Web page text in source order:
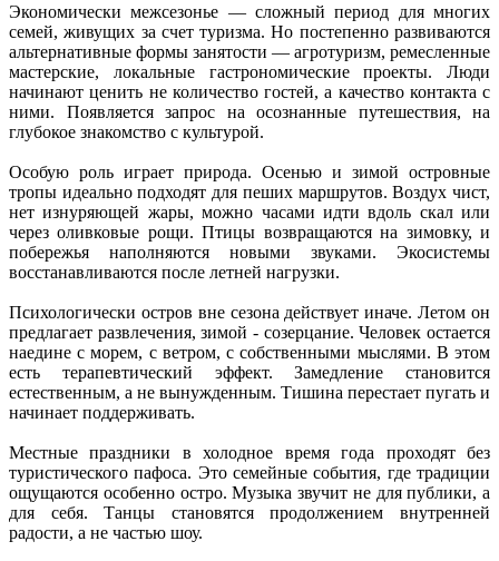
Экономически межсезонье — сложный период для многих
семей, живущих за счет туризма. Но постепенно развиваются
альтернативные формы занятости — агротуризм, ремесленные
мастерские, локальные гастрономические проекты. Люди
начинают ценить не количество гостей, а качество контакта с
ними. Появляется запрос на осознанные путешествия, на
глубокое знакомство с культурой.
Особую роль играет природа. Осенью и зимой островные
тропы идеально подходят для пеших маршрутов. Воздух чист,
нет изнуряющей жары, можно часами идти вдоль скал или
через оливковые рощи. Птицы возвращаются на зимовку, и
побережья наполняются новыми звуками. Экосистемы
восстанавливаются после летней нагрузки.
Психологически остров вне сезона действует иначе. Летом он
предлагает развлечения, зимой - созерцание. Человек остается
наедине с морем, с ветром, с собственными мыслями. В этом
есть терапевтический эффект. Замедление становится
естественным, а не вынужденным. Тишина перестает пугать и
начинает поддерживать.
Местные праздники в холодное время года проходят без
туристического пафоса. Это семейные события, где традиции
ощущаются особенно остро. Музыка звучит не для публики, а
для себя. Танцы становятся продолжением внутренней
радости, а не частью шоу.